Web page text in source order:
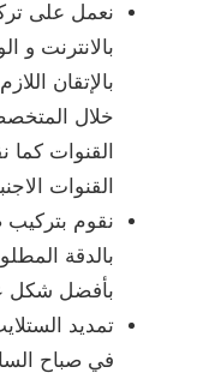
نعمل على
بالإتقان
خلال
القنوات كما
القنوات
نقوم
بالدقة
بأفضل شكل
تمديد
في صباح